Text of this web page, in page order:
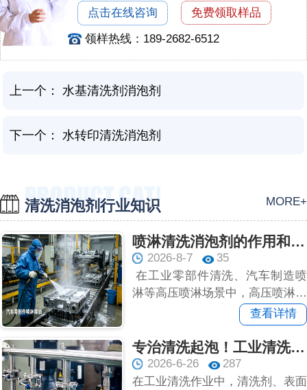
点击在线咨询
免费领取样品
领样热线：189-2682-6512
上一个： 水基清洗剂消泡剂
下一个： 水转印清洗消泡剂
清洗消泡剂行业知识 MORE+
喷淋清洗消泡剂的作用和应用优势
2026-8-7
35
在工业零部件清洗、汽车制造喷
淋等高压喷淋场景中，高压喷淋水
流的剧烈冲击卷入空气...查看详情
专治清洗起泡！工业清洗消泡剂详细科普
2026-6-26
287
在工业清洗作业中，清洗剂、表面